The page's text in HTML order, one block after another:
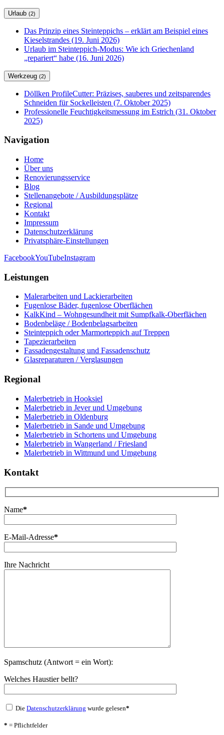
Urlaub (2)
Das Prinzip eines Steinteppichs – erklärt am Beispiel eines
Kieselstrandes (19. Juni 2026)
Urlaub im Steinteppich-Modus: Wie ich Griechenland
„repariert“ habe (16. Juni 2026)
Werkzeug (2)
Döllken ProfileCutter: Präzises, sauberes und zeitsparendes
Schneiden für Sockelleisten (7. Oktober 2025)
Professionelle Feuchtigkeitsmessung im Estrich (31. Oktober
2025)
Navigation
Home
Über uns
Renovierungsservice
Blog
Stellenangebote / Ausbildungsplätze
Regional
Kontakt
Impressum
Datenschutzerklärung
Privatsphäre-Einstellungen
FacebookYouTubeInstagram
Leistungen
Malerarbeiten und Lackierarbeiten
Fugenlose Bäder, fugenlose Oberflächen
KalkKind – Wohngesundheit mit Sumpfkalk-Oberflächen
Bodenbeläge / Bodenbelagsarbeiten
Steinteppich oder Marmorteppich auf Treppen
Tapezierarbeiten
Fassadengestaltung und Fassadenschutz
Glasreparaturen / Verglasungen
Regional
Malerbetrieb in Hooksiel
Malerbetrieb in Jever und Umgebung
Malerbetrieb in Oldenburg
Malerbetrieb in Sande und Umgebung
Malerbetrieb in Schortens und Umgebung
Malerbetrieb in Wangerland / Friesland
Malerbetrieb in Wittmund und Umgebung
Kontakt
Name*
E-Mail-Adresse*
Ihre Nachricht
Spamschutz (Antwort = ein Wort):
Welches Haustier bellt?
Die Datenschutzerklärung wurde gelesen*
* = Pflichtfelder